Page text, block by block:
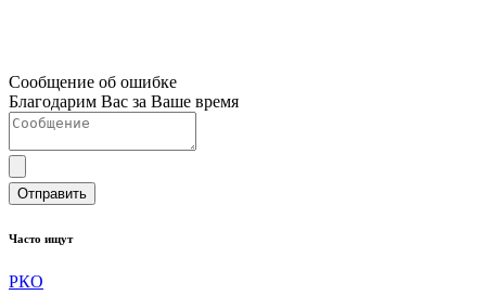
Сообщение об ошибке
Благодарим Вас за Ваше время
Отправить
Часто ищут
РКО